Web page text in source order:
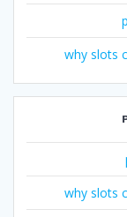
why slots
why slots